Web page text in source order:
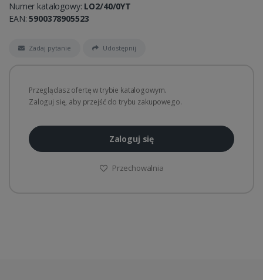
Numer katalogowy: LO2/40/0YT
EAN:5900378905523
Zadaj pytanie Udostępnij
Przeglądasz ofertę w trybie katalogowym.
Zaloguj się, aby przejść do trybu zakupowego.
Zaloguj się
Przechowalnia